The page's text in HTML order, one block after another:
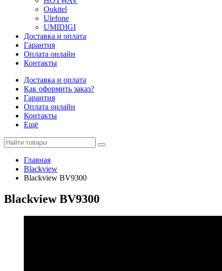
Oukitel
Ulefone
UMIDIGI
Доставка и оплата
Гарантия
Оплата онлайн
Контакты
Доставка и оплата
Как оформить заказ?
Гарантия
Оплата онлайн
Контакты
Ещё
Главная
Blackview
Blackview BV9300
Blackview BV9300